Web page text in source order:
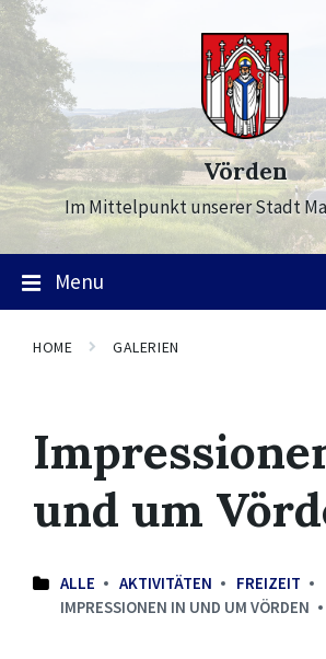
Skip
to
content
Skip
to
main
navigation
Skip
to
footer
Vörden
Im Mittelpunkt unserer Stadt
Menu
HOME GALERIEN
und um
ALLE AKTIVITÄTEN
FREIZEIT
IMPRESSIONEN IN UND UM VÖRDEN